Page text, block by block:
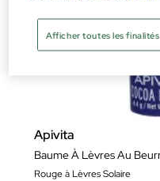
Apivita
Rouge à Lèvres Solaire
Afficher toutes les finalités